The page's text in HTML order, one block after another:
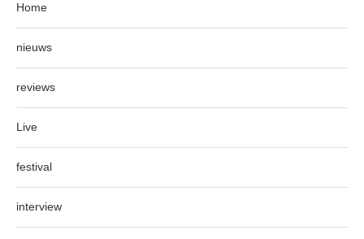
Home
nieuws
reviews
Live
festival
interview